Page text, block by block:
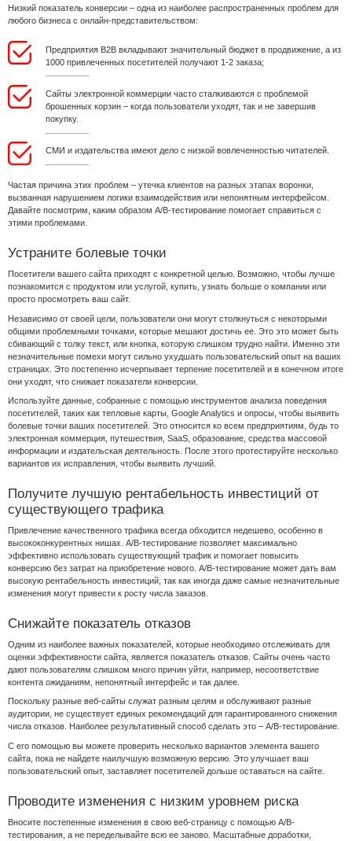
Низкий показатель конверсии – одна из наиболее распространенных проблем для
любого бизнеса с онлайн-представительством:
Предприятия B2B вкладывают значительный бюджет в продвижение, а из
1000 привлеченных посетителей получают 1-2 заказа;
Сайты электронной коммерции часто сталкиваются с проблемой
брошенных корзин – когда пользователи уходят, так и не завершив
покупку.
СМИ и издательства имеют дело с низкой вовлеченностью читателей.
Частая причина этих проблем – утечка клиентов на разных этапах воронки,
вызванная нарушением логики взаимодействия или непонятным интерфейсом.
Давайте посмотрим, каким образом A/B-тестирование помогает справиться с
этими проблемами.
Устраните болевые точки
Посетители вашего сайта приходят с конкретной целью. Возможно, чтобы лучше
познакомится с продуктом или услугой, купить, узнать больше о компании или
просто просмотреть ваш сайт.
Независимо от своей цели, пользователи они могут столкнуться с некоторыми
общими проблемными точками, которые мешают достичь ее. Это это может быть
сбивающий с толку текст, или кнопка, которую слишком трудно найти. Именно эти
незначительные помехи могут сильно ухудшать пользовательский опыт на ваших
страницах. Это постепенно исчерпывает терпение посетителей и в конечном итоге
они уходят, что снижает показатели конверсии.
Используйте данные, собранные с помощью инструментов анализа поведения
посетителей, таких как тепловые карты, Google Analytics и опросы, чтобы выявить
болевые точки ваших посетителей. Это относится ко всем предприятиям, будь то
электронная коммерция, путешествия, SaaS, образование, средства массовой
информации и издательская деятельность. После этого протестируйте несколько
вариантов их исправления, чтобы выявить лучший.
Получите лучшую рентабельность инвестиций от
существующего трафика
Привлечение качественного трафика всегда обходится недешево, особенно в
высококонкурентных нишах. A/B-тестирование позволяет максимально
эффективно использовать существующий трафик и помогает повысить
конверсию без затрат на приобретение нового. A/B-тестирование может дать вам
высокую рентабельность инвестиций, так как иногда даже самые незначительные
изменения могут привести к росту числа заказов.
Снижайте показатель отказов
Одним из наиболее важных показателей, которые необходимо отслеживать для
оценки эффективности сайта, является показатель отказов. Сайты очень часто
дают пользователям слишком много причин уйти, например, несоответствие
контента ожиданиям, непонятный интерфейс и так далее.
Поскольку разные веб-сайты служат разным целям и обслуживают разные
аудитории, не существует единых рекомендаций для гарантированного снижения
числа отказов. Наиболее результативный способ сделать это – A/B-тестирование.
С его помощью вы можете проверить несколько вариантов элемента вашего
сайта, пока не найдете наилучшую возможную версию. Это улучшает ваш
пользовательский опыт, заставляет посетителей дольше оставаться на сайте.
Проводите изменения с низким уровнем риска
Вносите постепенные изменения в свою веб-страницу с помощью A/B-
тестирования, а не переделывайте всю ее заново. Масштабные доработки,